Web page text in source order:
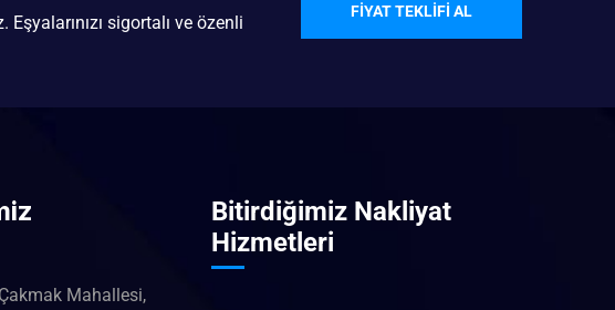
sigortalı ve özenli
FIYAT TEKLIFI AL
Mahallesi,
Bitirdiğimiz Nakliyat
Hizmetleri